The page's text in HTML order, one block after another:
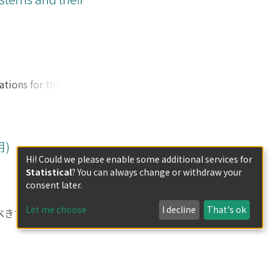
for the
condition for
the
open
theory.
)
であろうか？本
．まず，
Hi! Could we please enable some additional services for
Statistical? You can always change or withdraw your
consent later.
Let me choose I decline That's ok